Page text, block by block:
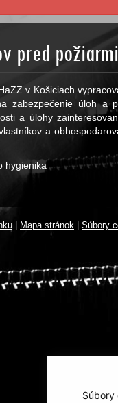
Súbory
pred
v Košiciach
zabezpečenie úloh a
a úlohy
a
hygienika
Mapa stránok Súbory